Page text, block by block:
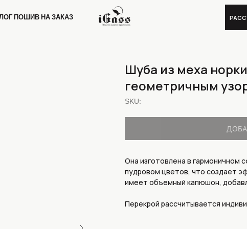
ИВНАЗАКАЗ
ИВ Н АЗАКАЗ
РАССЧИТАТЬ ПОШИВ
Шуба из меха
геометричным
SKU:
Она изготовлена в гармоничном
пудровом цветов, что создает
имеет объемный капюшон,
Перекрой рассчитывается